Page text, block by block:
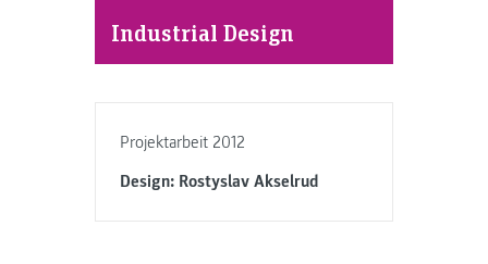
Industrial Design
Projektarbeit 2012
Design: Rostyslav Akselrud